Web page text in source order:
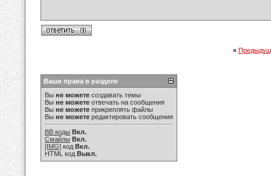
«
Ваши права в разделе
Вы не можете создавать темы
Вы не можете отвечать на сообщения
Вы не можете прикреплять файлы
Вы не можете редактировать сообщения
BB коды Вкл.
Смайлы Вкл.
[IMG] код Вкл.
HTML код Выкл.